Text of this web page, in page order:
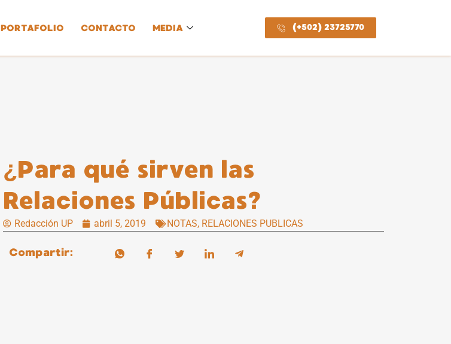
PORTAFOLIO CONTACTO MEDIA (+502) 23725770
¿Para qué sirven las
Relaciones Públicas?
Redacción UP abril 5, 2019 NOTAS, RELACIONES PUBLICAS
Compartir: